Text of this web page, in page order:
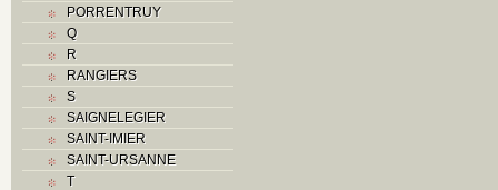
PORRENTRUY
Q
R
RANGIERS
S
SAIGNELEGIER
SAINT-IMIER
SAINT-URSANNE
T